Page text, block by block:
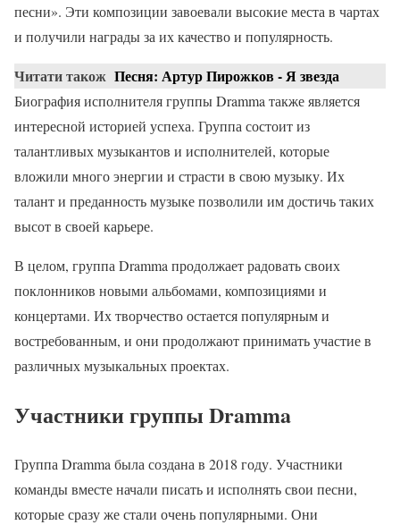
песни». Эти композиции завоевали высокие места в чартах
и получили награды за их качество и популярность.
Читати також Песня: Артур Пирожков - Я звезда
Биография исполнителя группы Dramma также является
интересной историей успеха. Группа состоит из
талантливых музыкантов и исполнителей, которые
вложили много энергии и страсти в свою музыку. Их
талант и преданность музыке позволили им достичь таких
высот в своей карьере.
В целом, группа Dramma продолжает радовать своих
поклонников новыми альбомами, композициями и
концертами. Их творчество остается популярным и
востребованным, и они продолжают принимать участие в
различных музыкальных проектах.
Участники группы Dramma
Группа Dramma была создана в 2018 году. Участники
команды вместе начали писать и исполнять свои песни,
которые сразу же стали очень популярными. Они